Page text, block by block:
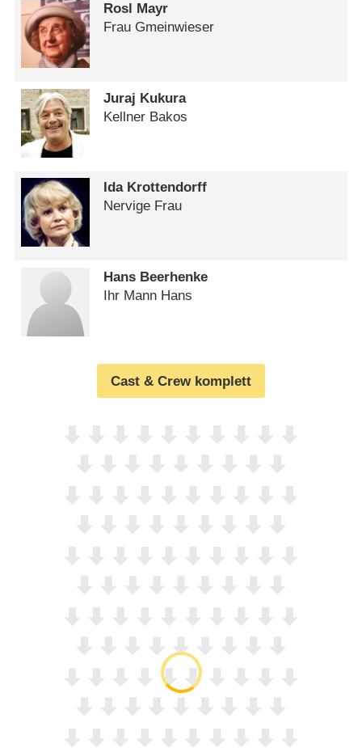
Rosl Mayr
Frau Gmeinwieser
Juraj Kukura
Kellner Bakos
Ida Krottendorff
Nervige Frau
Hans Beerhenke
Ihr Mann Hans
Cast & Crew komplett